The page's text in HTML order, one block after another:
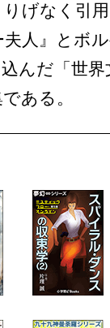
げなく引
人』とボ
んだ「世
ある。